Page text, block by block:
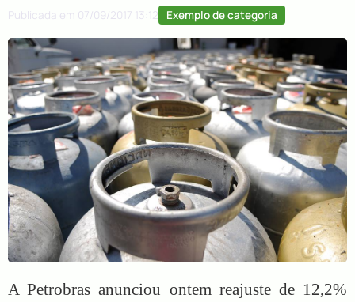
Publicada em 07/09/2017 13:12 Exemplo de categoria
A Petrobras anunciou ontem reajuste de 12,2%